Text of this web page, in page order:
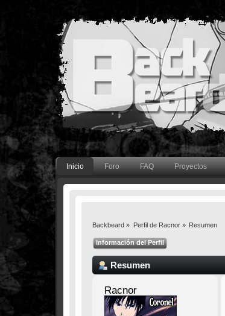
Inicio Foro FAQ Proyectos
Backbeard » Perfil de Racnor » Resumen
Información del Perfil
Resumen
Racnor